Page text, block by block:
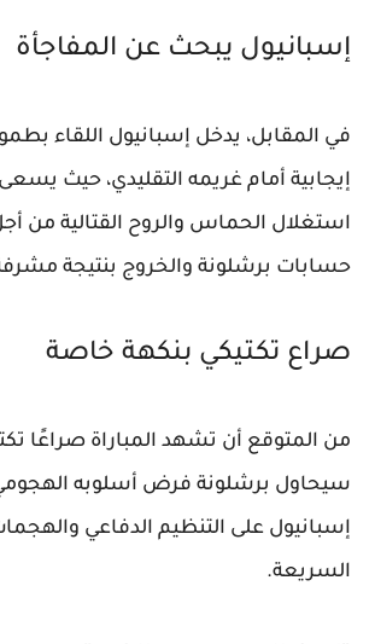
إسبانيول يبحث عن المفاجأة
في المقابل، يدخل إسبانيول اللقاء
إيجابية أمام غريمه التقليدي، حيث
استغلال الحماس والروح القتالية من
حسابات برشلونة والخروج بنتيجة
صراع تكتيكي بنكهة خاصة
من المتوقع أن تشهد المباراة صراعًا
سيحاول برشلونة فرض أسلوبه
إسبانيول على التنظيم الدفاعي
السريعة.